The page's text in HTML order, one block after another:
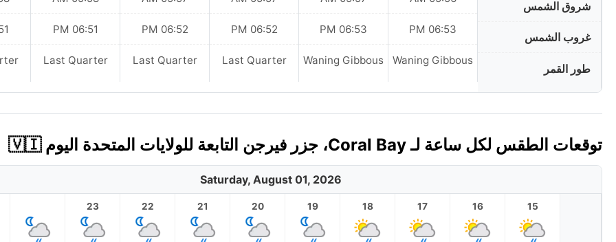
شروق الشمس
غروب الشمس
طور القمر
06:53 PM
Waning Gibbous
06:53 PM
Waning Gibbous
06:52 PM
Last Quarter
06:52 PM
Last Quarter
06:51 PM
Last Quarter
توقعات الطقس لكل ساعة لـ Coral Bay، جزر فيرجن التابعة للولايات المتحدة اليوم 🇻🇮
Saturday, August 01, 2026
15
16
17
18
19
20
21
22
23